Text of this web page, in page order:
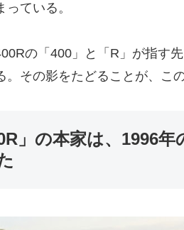
っている。
の「400」と「R」が指す
。その影をたどることが、こ
」の本家は、1996